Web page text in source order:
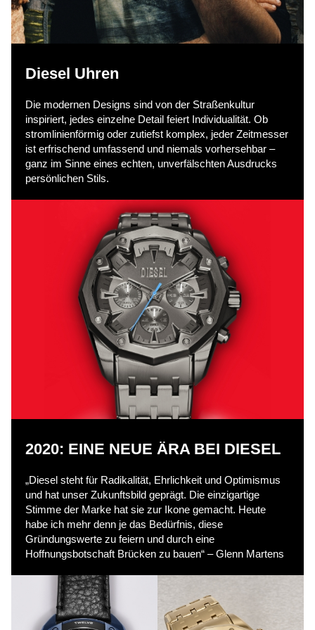
e
,
u
m
d
a
s
V
i
d
e
o
w
Diesel Uhren
Die modernen Designs sind von der Straßenkultur
inspiriert, jedes einzelne Detail feiert Individualität. Ob
stromlinienförmig oder zutiefst komplex, jeder Zeitmesser
ist erfrischend umfassend und niemals vorhersehbar –
ganz im Sinne eines echten, unverfälschten Ausdrucks
persönlichen Stils.
2020: EINE NEUE ÄRA BEI DIESEL
„Diesel steht für Radikalität, Ehrlichkeit und Optimismus
und hat unser Zukunftsbild geprägt. Die einzigartige
Stimme der Marke hat sie zur Ikone gemacht. Heute
habe ich mehr denn je das Bedürfnis, diese
Gründungswerte zu feiern und durch eine
Hoffnungsbotschaft Brücken zu bauen“ – Glenn Martens